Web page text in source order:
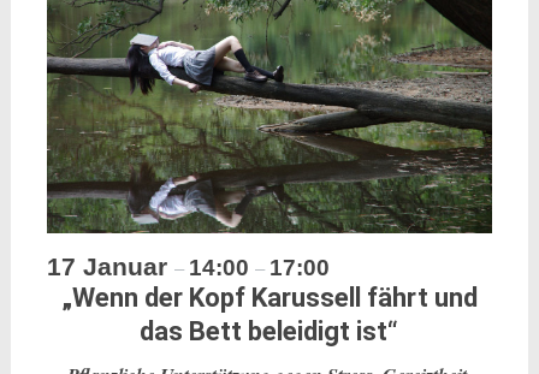
17 Januar – 14:00 – 17:00
„Wenn der Kopf Karussell fährt und
das Bett beleidigt ist“